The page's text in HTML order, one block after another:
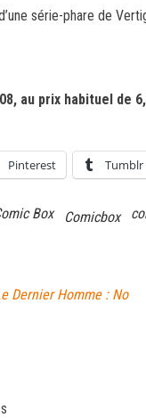
série-phare de
au prix habituel de
Pinterest Tumblr
Box Comicbox
Dernier Homme : No